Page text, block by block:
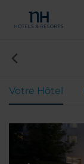
Votre Hôtel